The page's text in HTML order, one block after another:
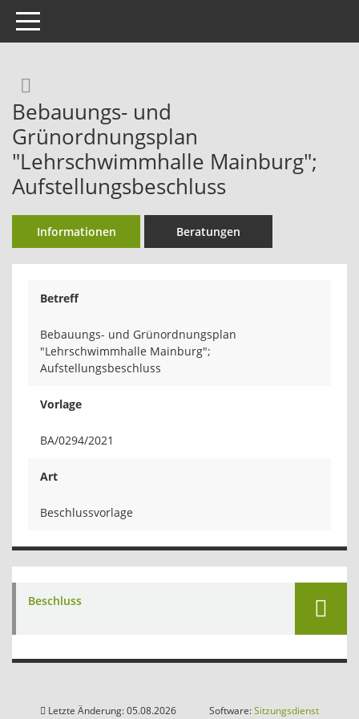
Toggle navigation
Bebauungs- und
Grünordnungsplan
"Lehrschwimmhalle Mainburg";
Aufstellungsbeschluss
Informationen Beratungen
Betreff
Bebauungs- und Grünordnungsplan
"Lehrschwimmhalle Mainburg";
Aufstellungsbeschluss
Vorlage
BA/0294/2021
Art
Beschlussvorlage
Beschluss
Letzte Änderung: 05.08.2026
Software:Sitzungsdienst